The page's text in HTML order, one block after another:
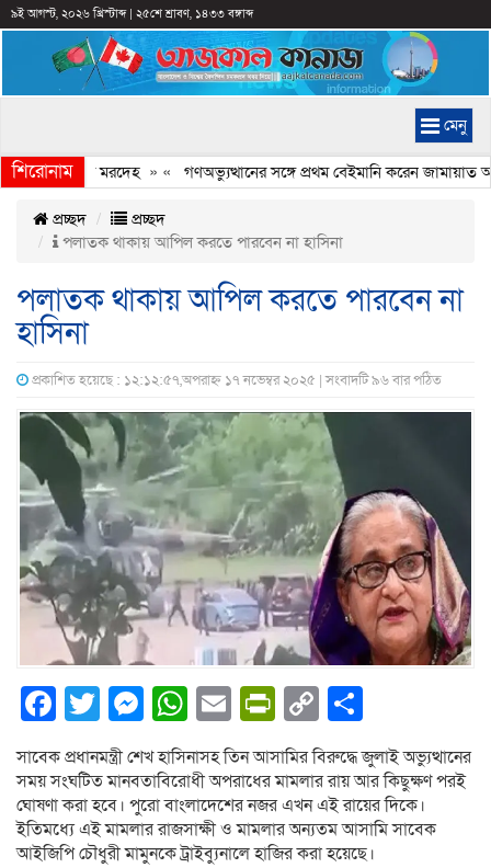
৯ই আগস্ট, ২০২৬ খ্রিস্টাব্দ| ২৫শে শ্রাবণ, ১৪৩৩ বঙ্গাব্দ
মেনু
শিরোনাম
কিশোরের মরদেহ» « গণঅভ্যুত্থানের সঙ্গে প্রথম বেইমানি করেন জামায়াত
প্রচ্ছদ
প্রচ্ছদ
পলাতক থাকায় আপিল করতে পারবেন না হাসিনা
পলাতক থাকায় আপিল করতে পারবেন না
হাসিনা
প্রকাশিত হয়েছে : ১২:১২:৫৭,অপরাহ্ন ১৭ নভেম্বর ২০২৫ | সংবাদটি ৯৬ বার পঠিত
Facebook
Twitter
Messenger
WhatsApp
EmailPrintFriendly
Copy
Link
সাবেক প্রধানমন্ত্রী শেখ হাসিনাসহ তিন আসামির বিরুদ্ধে জুলাই অভ্যুত্থানের
সময় সংঘটিত মানবতাবিরোধী অপরাধের মামলার রায় আর কিছুক্ষণ পরই
ঘোষণা করা হবে। পুরো বাংলাদেশের নজর এখন এই রায়ের দিকে।
ইতিমধ্যে এই মামলার রাজসাক্ষী ও মামলার অন্যতম আসামি সাবেক
আইজিপি চৌধুরী মামুনকে ট্রাইব্যুনালে হাজির করা হয়েছে।